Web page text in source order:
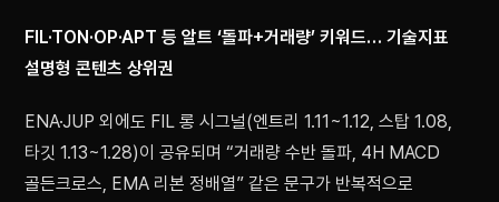
FIL·TON·OP·APT 등 알트 ‘돌파+거래량’ 키워드… 기술지표
설명형 콘텐츠 상위권
ENA·JUP 외에도 FIL 롱 시그널(엔트리 1.11~1.12, 스탑 1.08,
타깃 1.13~1.28)이 공유되며 “거래량 수반 돌파, 4H MACD
골든크로스, EMA 리본 정배열” 같은 문구가 반복적으로